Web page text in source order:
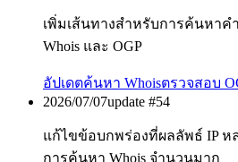
เพิ่มเส้นทางสำหรับการค้นหา
Whois และ OGP
อัปเดตค้นหา Whoisตรวจสอบ
2026/07/07update #54
แก้ไขข้อบกพร่องที่ผลลัพธ์ IP ห
การค้นหา Whois จำนวนมาก